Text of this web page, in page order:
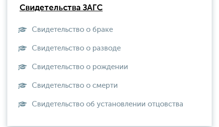
Свидетельства ЗАГС
Свидетельство о браке
Свидетельство о разводе
Свидетельство о рождении
Свидетельство о смерти
Свидетельство об установлении отцовства